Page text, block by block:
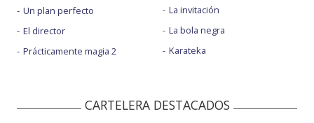
Un plan perfecto
El director
Prácticamente magia 2
La invitación
La bola negra
Karateka
CARTELERA DESTACADOS